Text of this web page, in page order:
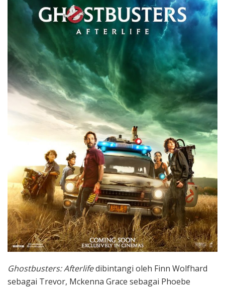
Ghostbusters: Afterlifedibintangi oleh Finn Wolfhard
sebagai Trevor, Mckenna Grace sebagai Phoebe